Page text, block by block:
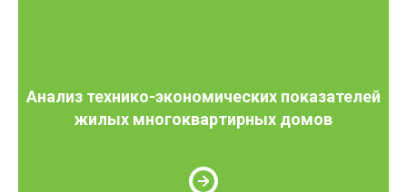
Анализ технико-экономических показателей
жилых многоквартирных домов